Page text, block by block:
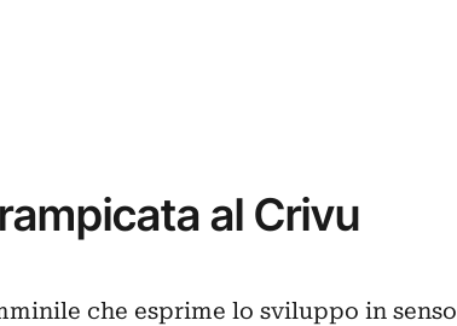
al Crivu
che esprime lo sviluppo in senso